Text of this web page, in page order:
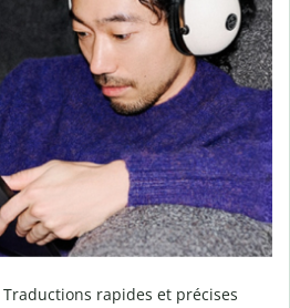
Traductions rapides et précises